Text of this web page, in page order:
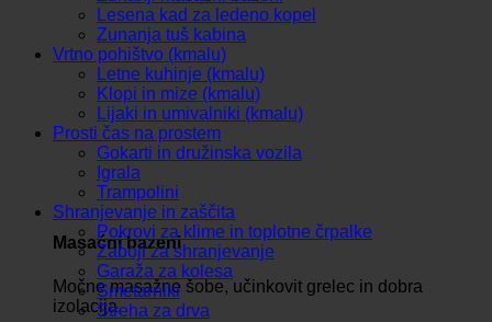
Masaćni bazeni
Močne masažne šobe, učinkovit grelec in dobra
izolacija.
Lesena kad za ledeno kopel
Zunanja tuš kabina
Vrtno pohištvo (kmalu)
Letne kuhinje (kmalu)
Klopi in mize (kmalu)
Lijaki in umivalniki (kmalu)
Prosti čas na prostem
Gokarti in družinska vozila
Igrala
Trampolini
Shranjevanje in zaščita
Pokrovi za klime in toplotne črpalke
Zaboji za shranjevanje
Garaža za kolesa
Smetarniki
Streha za drva